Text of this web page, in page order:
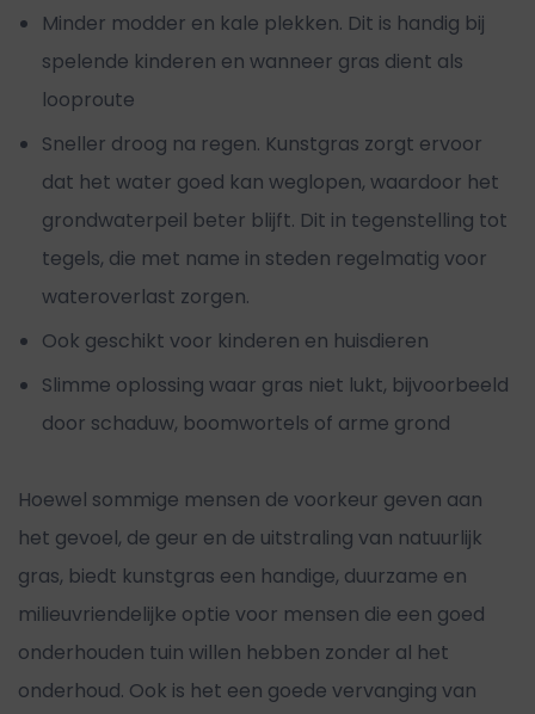
Minder modder en kale plekken. Dit is handig bij
spelende kinderen en wanneer gras dient als
looproute
Sneller droog na regen. Kunstgras zorgt ervoor
dat het water goed kan weglopen, waardoor het
grondwaterpeil beter blijft. Dit in tegenstelling tot
tegels, die met name in steden regelmatig voor
wateroverlast zorgen.
Ook geschikt voor kinderen en huisdieren
Slimme oplossing waar gras niet lukt, bijvoorbeeld
door schaduw, boomwortels of arme grond
Hoewel sommige mensen de voorkeur geven aan
het gevoel, de geur en de uitstraling van natuurlijk
gras, biedt kunstgras een handige, duurzame en
milieuvriendelijke optie voor mensen die een goed
onderhouden tuin willen hebben zonder al het
onderhoud. Ook is het een goede vervanging van